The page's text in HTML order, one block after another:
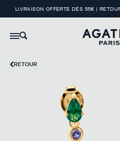
LIVRAISON OFFERTE DÈS 55€ |
RETOUR